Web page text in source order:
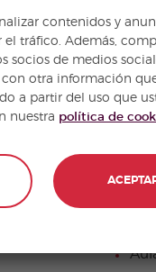
contenidos y
el tráfico. Además,
socios de medios
otra información
a partir del uso que
nuestra política de